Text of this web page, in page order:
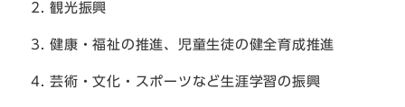
観光振興
健康・福祉の推進、児童生徒の健全育成推進
芸術・文化・スポーツなど生涯学習の振興